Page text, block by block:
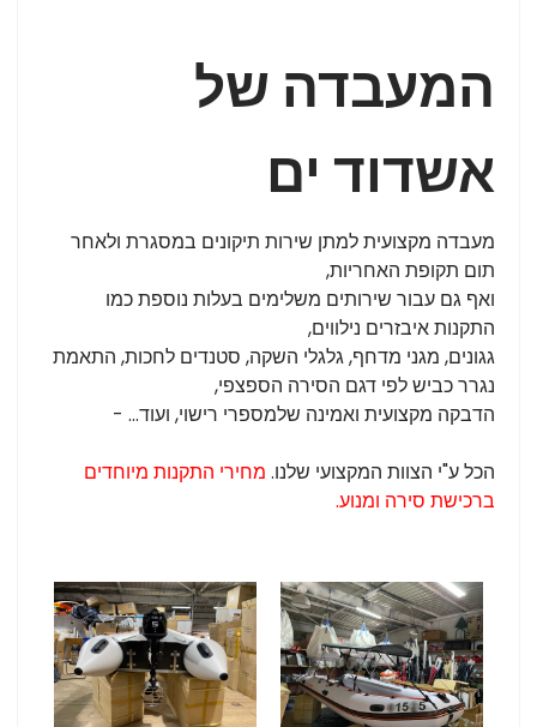
המעבדה של
אשדוד ים
מעבדה מקצועית למתן שירות תיקונים במסגרת ולאחר
תום תקופת האחריות,
ואף גם עבור שירותים משלימים בעלות נוספת כמו
התקנות איבזרים נילווים,
גגונים, מגני מדחף, גלגלי השקה, סטנדים לחכות, התאמת
נגרר כביש לפי דגם הסירה הספצפי,
הדבקה מקצועית ואמינה שלמספרי רישוי, ועוד... -
הכל ע"י הצוות המקצועי שלנו. מחירי התקנות מיוחדים
ברכישת סירה ומנוע.